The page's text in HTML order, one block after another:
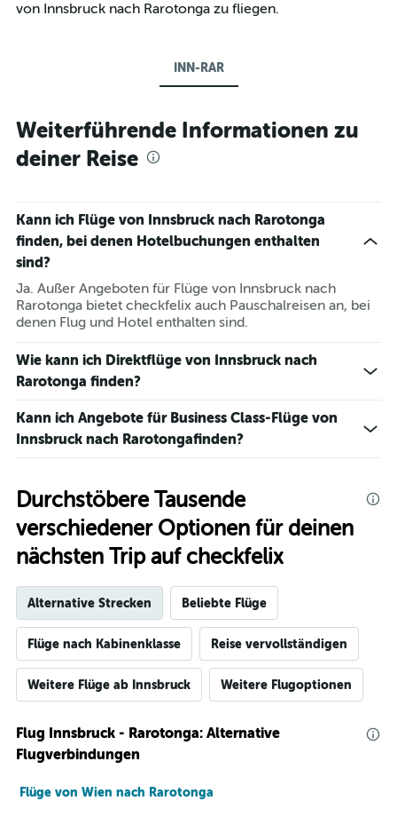
von Innsbruck nach Rarotonga zu fliegen.
INN-RAR
Weiterführende Informationen zu
deiner Reise
Kann ich Flüge von Innsbruck nach Rarotonga
finden, bei denen Hotelbuchungen enthalten
sind?
Ja. Außer Angeboten für Flüge von Innsbruck nach
Rarotonga bietet checkfelix auch Pauschalreisen an, bei
denen Flug und Hotel enthalten sind.
Wie kann ich Direktflüge von Innsbruck nach
Rarotonga finden?
Kann ich Angebote für Business Class-Flüge von
Innsbruck nach Rarotongafinden?
Durchstöbere Tausende
verschiedener Optionen für deinen
nächsten Trip auf checkfelix
Alternative Strecken Beliebte Flüge
Flüge nach Kabinenklasse Reise vervollständigen
Weitere Flüge ab Innsbruck Weitere Flugoptionen
Flug Innsbruck - Rarotonga: Alternative
Flugverbindungen
Flüge von Wien nach Rarotonga